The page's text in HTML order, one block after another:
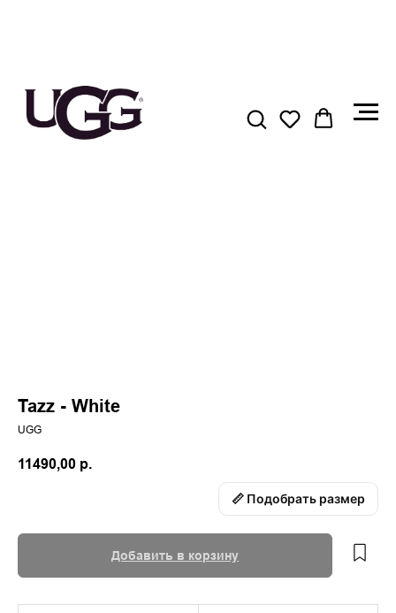
Tazz - White
UGG
11490,00 р.
📏 Подобрать размер
Добавить в корзину